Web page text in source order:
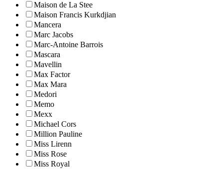
Maison de La Stee
Maison Francis Kurkdjian
Mancera
Marc Jacobs
Marc-Antoine Barrois
Mascara
Mavellin
Max Factor
Max Mara
Medori
Memo
Mexx
Michael Cors
Million Pauline
Miss Lirenn
Miss Rose
Miss Royal